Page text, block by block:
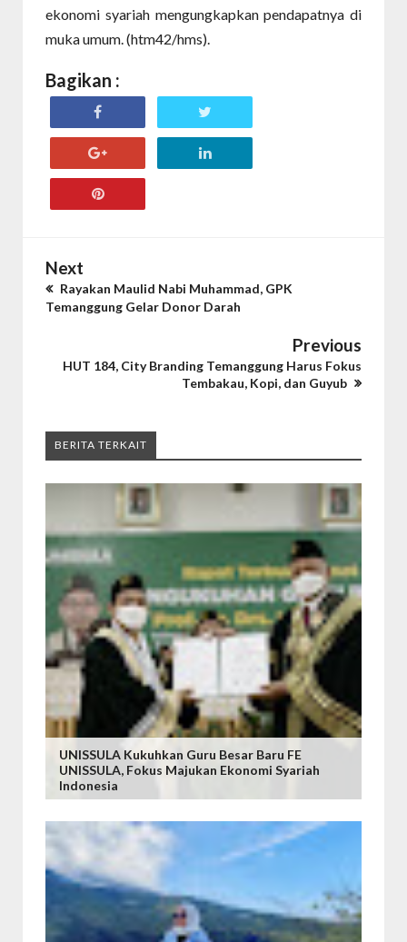
ekonomi syariah mengungkapkan pendapatnya di
muka umum. (htm42/hms).
Bagikan :
Next
Rayakan Maulid Nabi Muhammad, GPK
Temanggung Gelar Donor Darah
Previous
HUT 184, City Branding Temanggung Harus Fokus
Tembakau, Kopi, dan Guyub
BERITA TERKAIT
UNISSULA Kukuhkan Guru Besar Baru FE
UNISSULA, Fokus Majukan Ekonomi Syariah
Indonesia